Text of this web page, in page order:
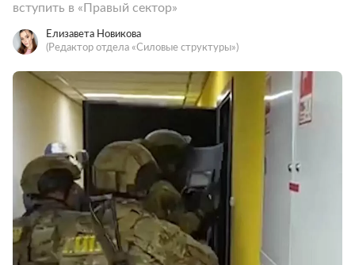
вступить в «Правый сектор»
Елизавета Новикова
(Редактор отдела «Силовые структуры»)